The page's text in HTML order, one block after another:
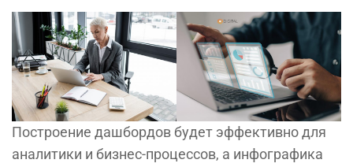
Построение дашбордов будет эффективно для
аналитики и бизнес-процессов, а инфографика